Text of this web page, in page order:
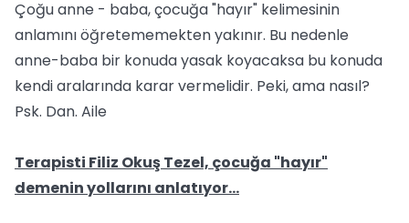
Çoğu anne - baba, çocuğa "hayır" kelimesinin
anlamını öğretememekten yakınır. Bu nedenle
anne-baba bir konuda yasak koyacaksa bu konuda
kendi aralarında karar vermelidir. Peki, ama nasıl?
Psk. Dan. Aile
Terapisti Filiz Okuş Tezel, çocuğa "hayır"
demenin yollarını anlatıyor…